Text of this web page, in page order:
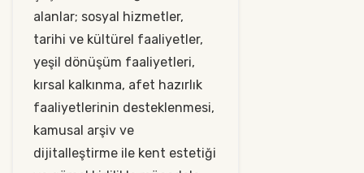
alanlar; sosyal hizmetler,
tarihi ve kültürel faaliyetler,
yeşil dönüşüm faaliyetleri,
kırsal kalkınma, afet hazırlık
faaliyetlerinin desteklenmesi,
kamusal arşiv ve
dijitalleştirme ile kent estetiği